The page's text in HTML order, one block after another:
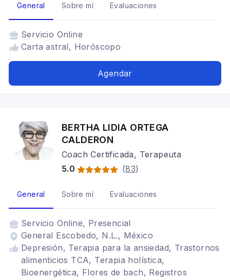
General Sobre mí Evaluaciones
Servicio Online
Carta astral, Horóscopo
Agendar
BERTHA LIDIA ORTEGA
CALDERON
Coach Certificada, Terapeuta
5.0
(83)
General Sobre mí Evaluaciones
Servicio Online, Presencial
General Escobedo, N.L., México
Depresión, Terapia para la ansiedad, Trastornos
alimenticios TCA, Terapia holística,
Bioenergética, Flores de bach, Registros